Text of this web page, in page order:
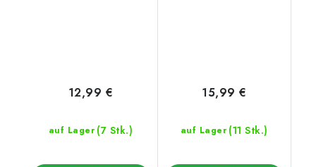
auf Lager (7 Stk.)
12,99 €
auf Lager (11 Stk.)
15,99 €